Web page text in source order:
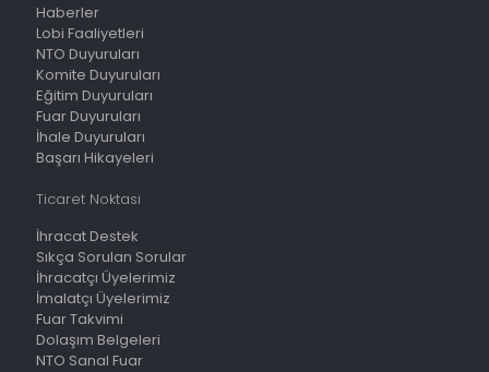
Haberler
Lobi Faaliyetleri
NTO Duyuruları
Komite Duyuruları
Eğitim Duyuruları
Fuar Duyuruları
İhale Duyuruları
Başarı Hikayeleri
Ticaret Noktası
İhracat Destek
Sıkça Sorulan Sorular
İhracatçı Üyelerimiz
İmalatçı Üyelerimiz
Fuar Takvimi
Dolaşım Belgeleri
NTO Sanal Fuar